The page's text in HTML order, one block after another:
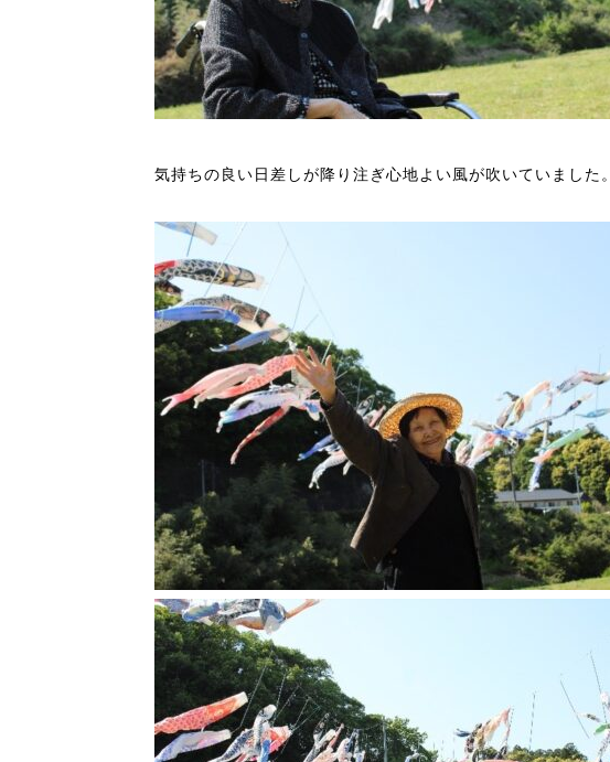
気持ちの良い日差しが降り注ぎ心地よい風が吹いていました。